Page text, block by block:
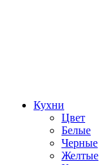
Кухни
Цвет
Белые
Черные
Желтые